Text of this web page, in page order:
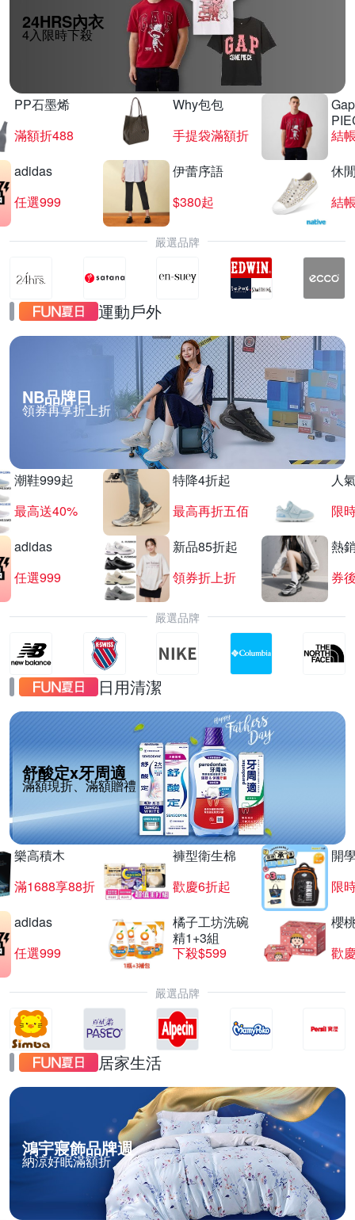
23:00 開賣
SEIKO 鬧鐘掛鐘 結帳87折
滿1件享87折
24HRS內衣
4入限時下殺
PP石墨烯
滿額折488
Why包包
手提袋滿額折
結
adidas
任選999
伊蕾序語
$380起
休
結
嚴選品牌
運動戶外
NB品牌日
領券再享折上折
潮鞋999起
最高送40%
特降4折起
最高再折五佰
人
限
adidas
任選999
新品85折起
領券折上折
熱
券
嚴選品牌
日用清潔
舒酸定x牙周適
滿額現折、滿額贈禮
樂高積木
滿1688享88折
褲型衛生棉
歡慶6折起
開
限
adidas
任選999
橘子工坊洗碗
精1+3組
下殺$599
櫻
歡
嚴選品牌
居家生活
鴻宇寢飾品牌週
納涼好眠滿額折